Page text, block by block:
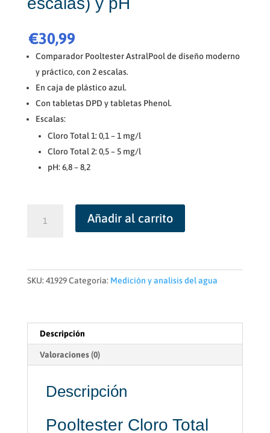
€30,99
Comparador Pooltester AstralPool de diseño moderno
y práctico, con 2 escalas.
En caja de plástico azul.
Con tabletas DPD y tabletas Phenol.
Escalas:
Cloro Total 1: 0,1 – 1 mg/l
Cloro Total 2: 0,5 – 5 mg/l
pH: 6,8 – 8,2
Cloro
y
Añadir al carrito
SKU:41929 Categoría: Medición y analisis del agua
Descripción
Valoraciones (0)
Descripción
Pooltester Cloro Total